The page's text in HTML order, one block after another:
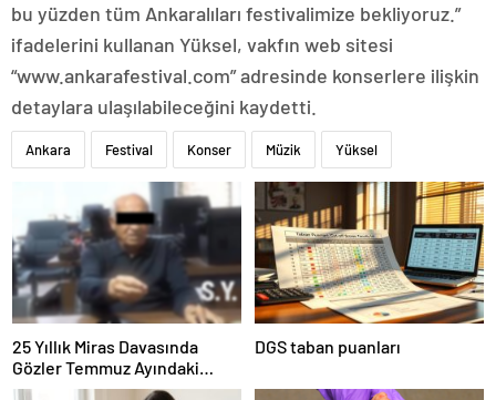
bu yüzden tüm Ankaralıları festivalimize bekliyoruz.”
ifadelerini kullanan Yüksel, vakfın web sitesi
“www.ankarafestival.com” adresinde konserlere ilişkin
detaylara ulaşılabileceğini kaydetti.
Ankara Festival Konser Müzik Yüksel
25 Yıllık Miras Davasında
Gözler Temmuz Ayındaki
Karar Duruşmasına Çevrildi
DGS taban puanları